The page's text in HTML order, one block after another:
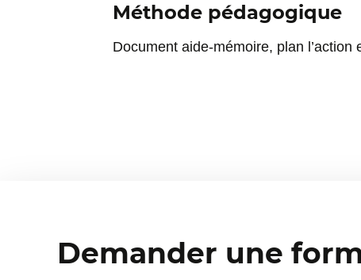
Favoriser un sommeil de qualité
Méthode pédagogique
Document aide-mémoire, plan l’action
Demander une